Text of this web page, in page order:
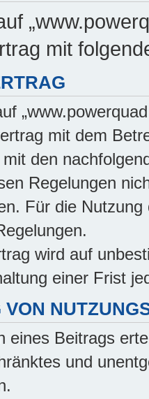
mit
mit dem
den
Regelungen
Für die
wird auf
einer Frist
eines Beitrags
und